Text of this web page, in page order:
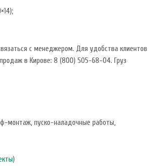
с менеджером. Для удобства клиентов
продаж в Кирове: 8 (800) 505-68-04. Груз
монтаж, пуско-наладочные работы,
)